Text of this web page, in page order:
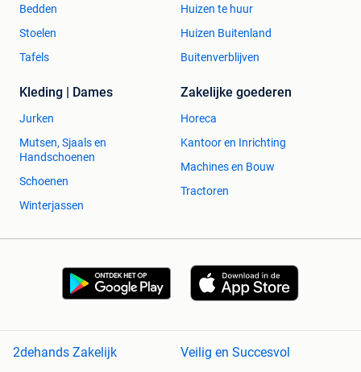
Bedden
Stoelen
Tafels
Huizen te huur
Huizen Buitenland
Buitenverblijven
Kleding | Dames
Jurken
Mutsen, Sjaals en
Handschoenen
Schoenen
Winterjassen
Zakelijke goederen
Horeca
Kantoor en Inrichting
Machines en Bouw
Tractoren
2dehands Zakelijk Veilig en Succesvol